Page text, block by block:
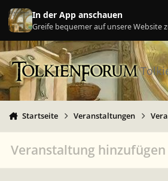
Zu Inhalt springen
In der App anschauen
Greife bequemer auf unsere Website
Startseite Veranstaltungen
Veranstaltung hinzufügen